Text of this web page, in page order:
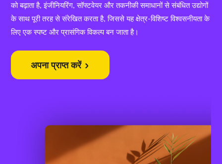
को बढ़ाता है, इंजीनियरिंग, सॉफ्टवेयर और तकनीकी समाधानों से संबंधित उद्योगों
के साथ पूरी तरह से संरेखित करता है, जिससे यह क्षेत्र-विशिष्ट विश्वसनीयता के
लिए एक स्पष्ट और प्रासंगिक विकल्प बन जाता है।
अपना प्राप्त करें